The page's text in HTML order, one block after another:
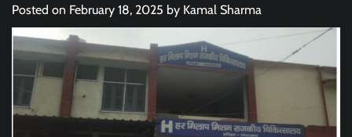
Posted on February 18, 2025 by Kamal Sharma